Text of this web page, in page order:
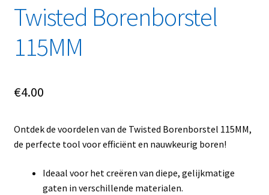
Twisted Borenborstel
115MM
€4.00
Ontdek de voordelen van de Twisted Borenborstel 115MM,
de perfecte tool voor efficiënt en nauwkeurig boren!
Ideaal voor het creëren van diepe, gelijkmatige
gaten in verschillende materialen.